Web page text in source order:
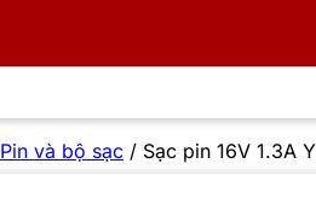
Pin và bộ sạc / Sạc pin 16V 1.3A